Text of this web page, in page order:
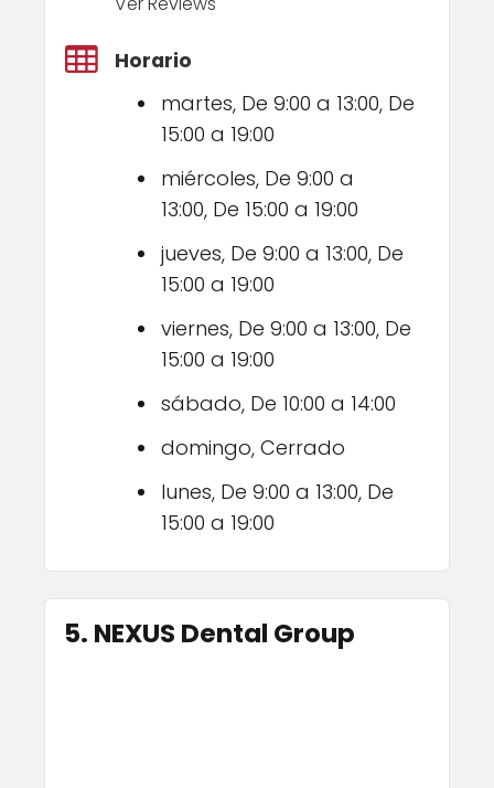
Horario
martes, De 9:00 a 13:00, De
15:00 a 19:00
miércoles, De 9:00 a
13:00, De 15:00 a 19:00
jueves, De 9:00 a 13:00, De
15:00 a 19:00
viernes, De 9:00 a 13:00, De
15:00 a 19:00
sábado, De 10:00 a 14:00
domingo, Cerrado
lunes, De 9:00 a 13:00, De
15:00 a 19:00
5. NEXUS Dental Group